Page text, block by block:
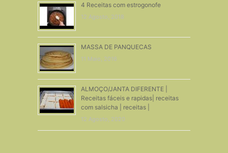
4 Receitas com estrogonofe
12 Agosto, 2018
MASSA DE PANQUECAS
11 Maio, 2016
ALMOÇO/JANTA DIFERENTE |
Receitas fáceis e rapidas| receitas
com salsicha | receitas |
12 Agosto, 2020